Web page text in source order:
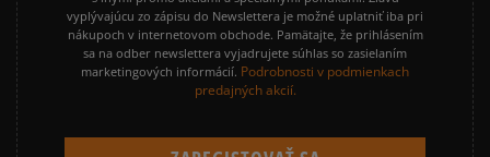
vyplývajúcu zo zápisu do Newslettera je možné uplatniť iba pri
nákupoch v internetovom obchode. Pamätajte, že prihlásením
sa na odber newslettera vyjadrujete súhlas so zasielaním
marketingových informácií. Podrobnosti v podmienkach
predajných akcií.